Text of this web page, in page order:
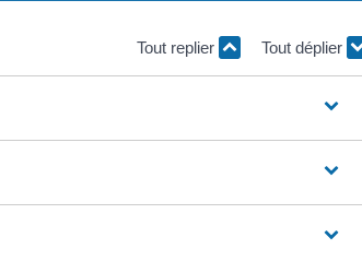
Tout replier Tout déplier